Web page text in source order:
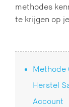
methodes
te krijgen op
Methode
Herstel
Account